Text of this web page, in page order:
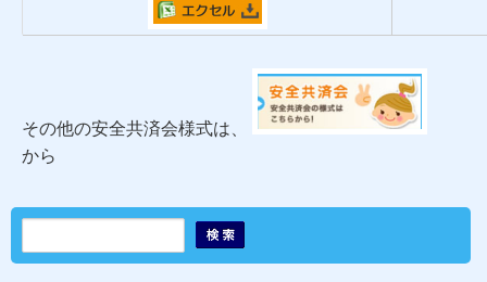
その他の安全共済会様式は、
から